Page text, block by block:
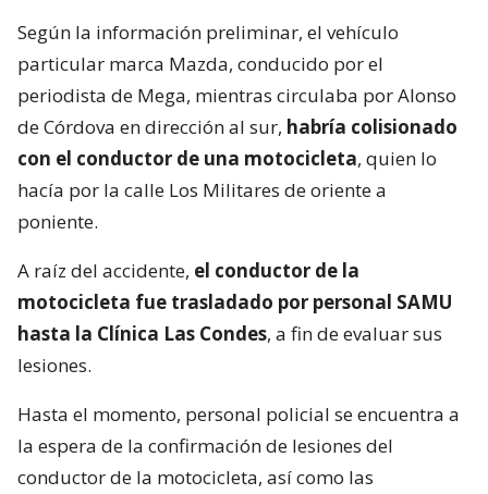
Según la información preliminar, el vehículo
particular marca Mazda, conducido por el
periodista de Mega, mientras circulaba por Alonso
de Córdova en dirección al sur, habría colisionado
con el conductor de una motocicleta, quien lo
hacía por la calle Los Militares de oriente a
poniente.
A raíz del accidente, el conductor de la
motocicleta fue trasladado por personal SAMU
hasta la Clínica Las Condes, a fin de evaluar sus
lesiones.
Hasta el momento, personal policial se encuentra a
la espera de la confirmación de lesiones del
conductor de la motocicleta, así como las